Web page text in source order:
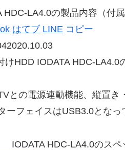
はてブ LINE コピー
2020.10.03
けHDD IODATA HDC-LA4.0
との電源連動機能、縦置き
ーフェイスはUSB3.0となっ
IODATA HDC-LA4.0のスペ